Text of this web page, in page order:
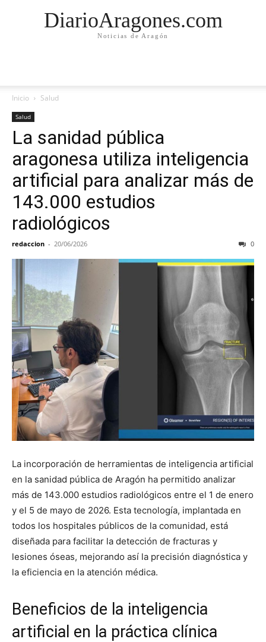
DiarioAragones.com
Noticias de Aragón
Inicio Salud
Salud
La sanidad pública
aragonesa utiliza inteligencia
artificial para analizar más de
143.000 estudios
radiológicos
redaccion - 20/06/2026 0
La incorporación de herramientas de inteligencia artificial
en la sanidad pública de Aragón ha permitido analizar
más de 143.000 estudios radiológicos entre el 1 de enero
y el 5 de mayo de 2026. Esta tecnología, implantada en
todos los hospitales públicos de la comunidad, está
diseñada para facilitar la detección de fracturas y
lesiones óseas, mejorando así la precisión diagnóstica y
la eficiencia en la atención médica.
Beneficios de la inteligencia
artificial en la práctica clínica